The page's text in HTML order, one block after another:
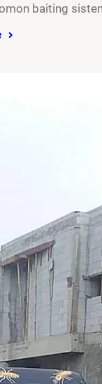
baiting